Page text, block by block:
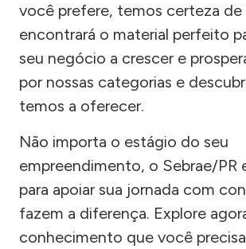
você prefere, temos certeza de
encontrará o material perfeito
seu negócio a crescer e
por nossas categorias e
temos a oferecer.
Não importa o estágio do seu
empreendimento, o Sebrae/PR
para apoiar sua jornada com
fazem a diferença. Explore
conhecimento que você